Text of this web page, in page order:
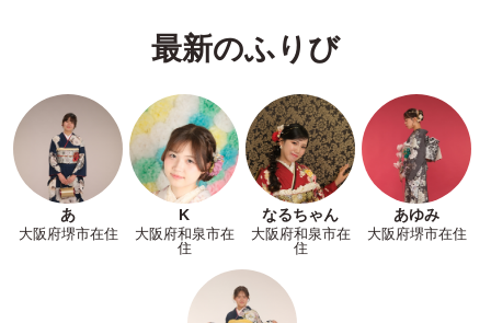
最新のふりび
あ
大阪府堺市在住
K
大阪府和泉市在
住
なるちゃん
大阪府和泉市在
住
あゆみ
大阪府堺市在住